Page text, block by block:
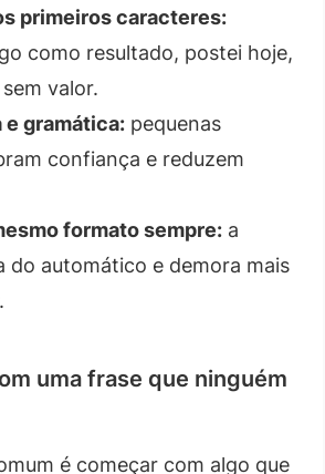
primeiros caracteres:
como resultado, postei hoje,
valor.
e gramática: pequenas
confiança e reduzem
formato sempre: a
do automático e demora mais
uma frase que ninguém
é começar com algo que